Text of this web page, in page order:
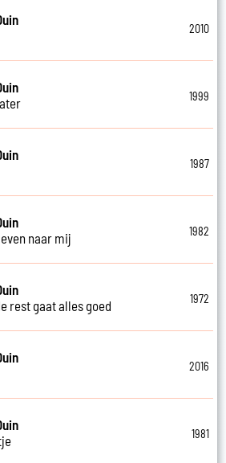
2010
1999
1987
naar mij
1982
rest gaat alles goed
1972
2016
1981